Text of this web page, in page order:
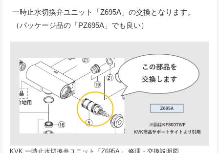
一時止水切換弁ユニット「Z695A」の交換となります。
（パッケージ品の「PZ695A」でも良い）
KVK 一時止水切換弁ユニット「Z695A」 修理・交換説明図